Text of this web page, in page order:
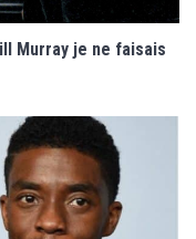
Murray je ne faisais